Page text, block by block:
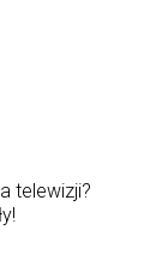
telewizji?